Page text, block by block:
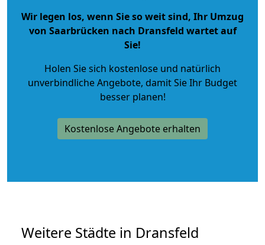
Wir legen los, wenn Sie so weit sind, Ihr Umzug
von Saarbrücken nach Dransfeld wartet auf
Sie!
Holen Sie sich kostenlose und natürlich
unverbindliche Angebote, damit Sie Ihr Budget
besser planen!
Kostenlose Angebote erhalten
Weitere Städte in Dransfeld